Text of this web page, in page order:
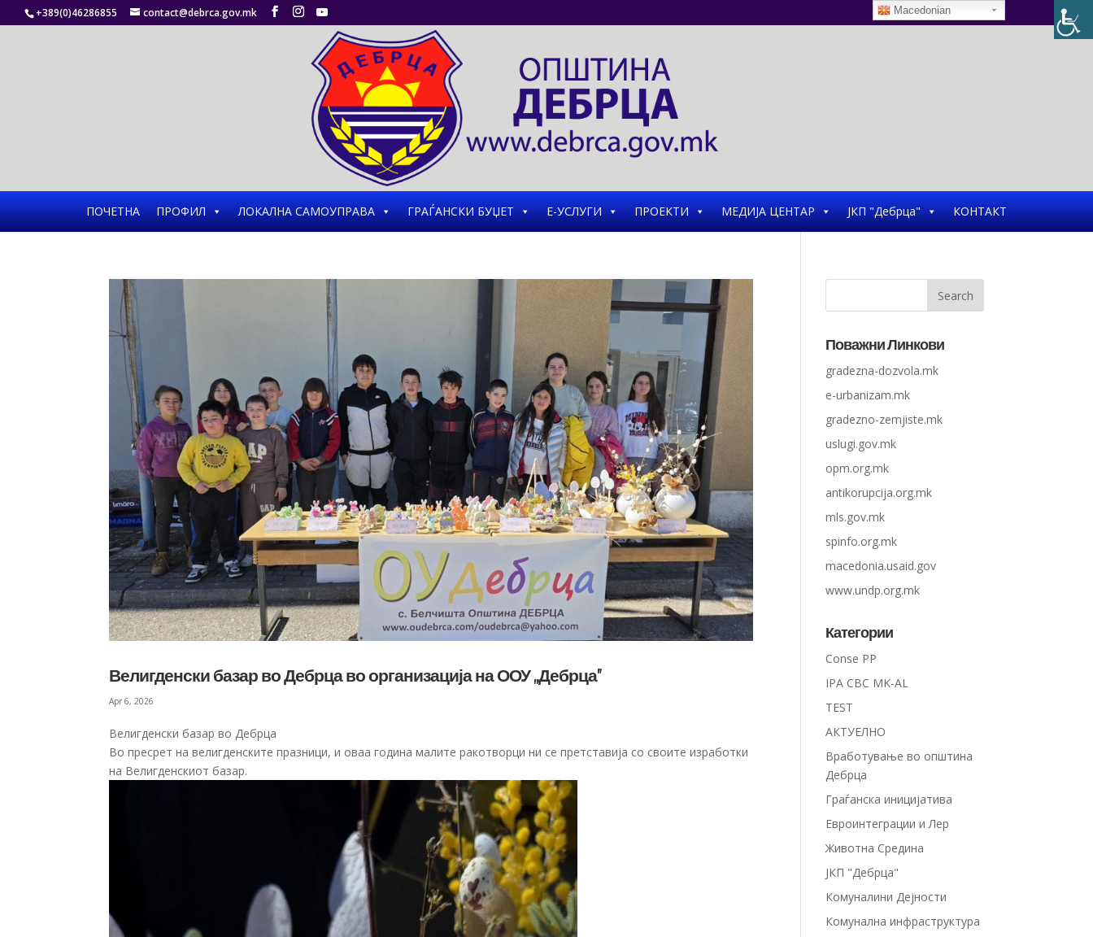
+389(0)46286855 contact@debrca.gov.mk
ПОЧЕТНА ПРОФИЛ ЛОКАЛНА САМОУПРАВА ГРАЃАНСКИ БУЏЕТ Е-УСЛУГИ ПРОЕКТИ МЕДИЈА ЦЕНТАР ЈКП "Дебрца" КОНТАКТ
Велигденски базар во Дебрца во организација на ООУ ,,Дебрца”
Apr 6, 2026
Велигденски базар во Дебрца
Во пресрет на велигденските празници, и оваа година малите ракотворци ни се претставија со своите изработки
на Велигденскиот базар.
Поважни Линкови
gradezna-dozvola.mk
e-urbanizam.mk
gradezno-zemjiste.mk
uslugi.gov.mk
opm.org.mk
antikorupcija.org.mk
mls.gov.mk
spinfo.org.mk
macedonia.usaid.gov
www.undp.org.mk
Категории
Conse PP
IPA CBC MK-AL
TEST
АКТУЕЛНО
Вработување во општина
Дебрца
Граѓанска иницијатива
Евроинтеграции и Лер
Животна Средина
ЈКП "Дебрца"
Комуналини Дејности
Комунална инфраструктура
Macedonian